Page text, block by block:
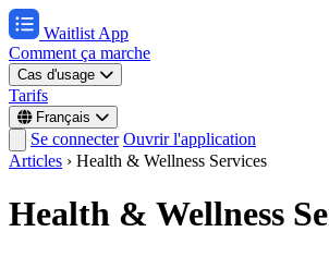
Waitlist App
Comment ça marche
Cas d'usage
Tarifs
Français
Se connecter Ouvrir l'application
Articles › Health & Wellness Services
Health & Wellness